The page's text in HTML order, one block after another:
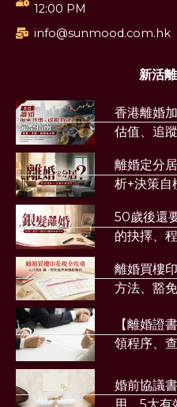
12:00 PM
info@sunmood.com.hk
新活
香港離婚
估值、追
離婚定分
析+決策自
50歲後還
的抉擇、
離婚買樓
方法、豁
【離婚證
領程序、
婚前協議